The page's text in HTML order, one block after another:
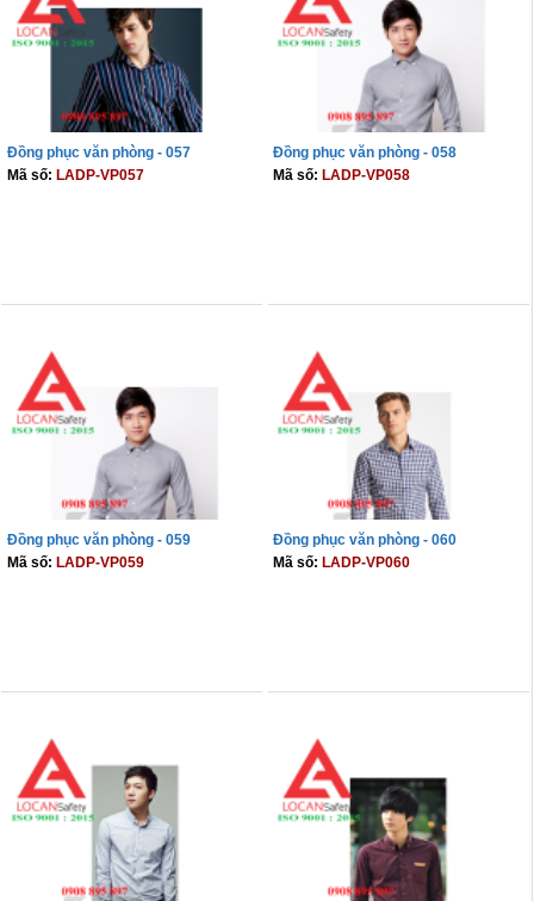
Đồng phục văn phòng - 057
Mã số: LADP-VP057
Đồng phục văn phòng - 058
Mã số: LADP-VP058
Đồng phục văn phòng - 059
Mã số: LADP-VP059
Đồng phục văn phòng - 060
Mã số: LADP-VP060